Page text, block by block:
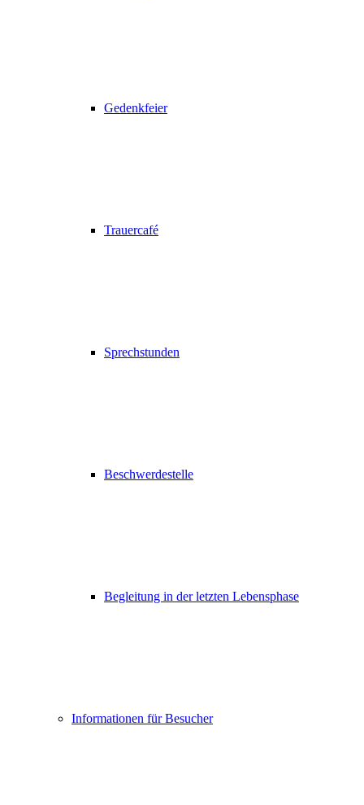
Gedenkfeier
Trauercafé
Sprechstunden
Beschwerdestelle
Begleitung in der letzten Lebensphase
Informationen für Besucher